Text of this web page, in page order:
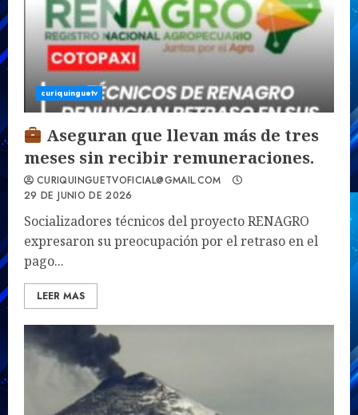
curiquinguetv
Aseguran que llevan más de tres
meses sin recibir remuneraciones.
CURIQUINGUETVOFICIAL@GMAIL.COM
29 DE JUNIO DE 2026
Socializadores técnicos del proyecto RENAGRO
expresaron su preocupación por el retraso en el
pago...
LEER MAS